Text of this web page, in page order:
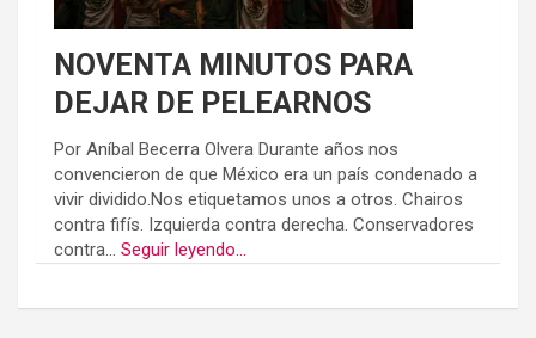
NOVENTA MINUTOS PARA
DEJAR DE PELEARNOS
Por Aníbal Becerra Olvera Durante años nos
convencieron de que México era un país condenado a
vivir dividido.Nos etiquetamos unos a otros. Chairos
contra fifís. Izquierda contra derecha. Conservadores
contra... Seguir leyendo...